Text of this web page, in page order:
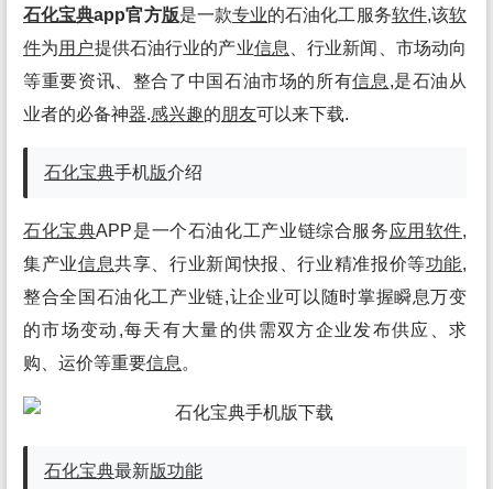
石化宝典app官方版是一款专业的石油化工服务软件,该软
件为用户提供石油行业的产业信息
、行业新闻、市场动向
等重要资讯、整合了中国石油市场的所有信息 ,是石油从
业者的必备神器.感兴趣的朋友可以来下载.
石化宝典手机版介绍
石化宝典APP是一个石油化工产业链综合服务应用 软件,
集产业信息共享、行业新闻快报、行业精准报价等功能,
整合全国石油化工产业链,让企业可以随时掌握瞬息万变
的市场变动,每天有大量的供需双方企业发布供应、求
购、运价等重要信息 。
石化宝典最新版功能